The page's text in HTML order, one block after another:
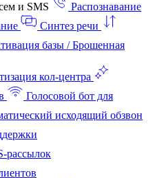
и SMS
Распознавание
Синтез речи
базы / Брошенная
кол‑центра
Голосовой бот для
исходящий обзвон
рассылок